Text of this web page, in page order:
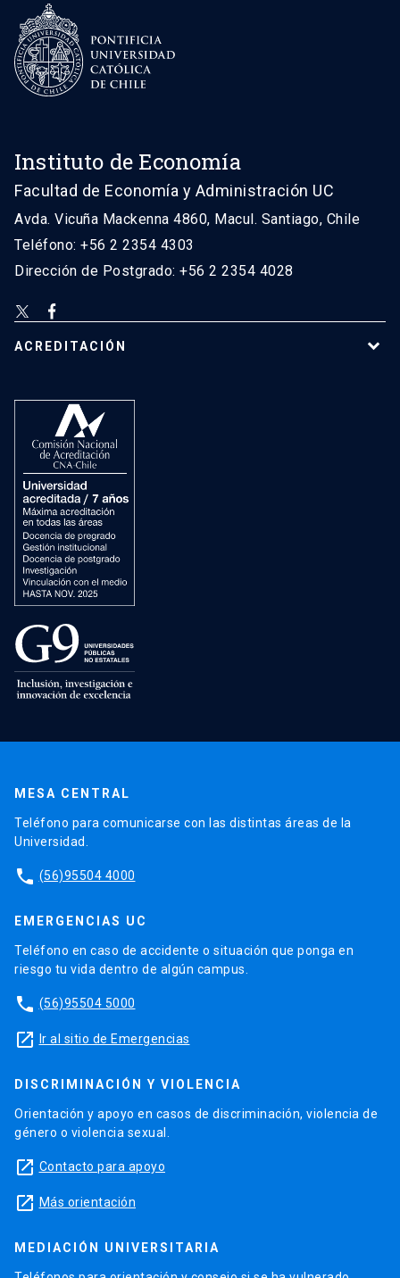
Instituto de Economía
Facultad de Economía y Administración UC
Avda. Vicuña Mackenna 4860, Macul. Santiago, Chile
Teléfono: +56 2 2354 4303
Dirección de Postgrado: +56 2 2354 4028
ACREDITACIÓN
MESA CENTRAL
Teléfono para comunicarse con las distintas áreas de la
Universidad.
phone (56)95504 4000
EMERGENCIAS UC
Teléfono en caso de accidente o situación que ponga en
riesgo tu vida dentro de algún campus.
phone (56)95504 5000
launch Ir al sitio de Emergencias
DISCRIMINACIÓN Y VIOLENCIA
Orientación y apoyo en casos de discriminación, violencia de
género o violencia sexual.
launch Contacto para apoyo
launch Más orientación
MEDIACIÓN UNIVERSITARIA